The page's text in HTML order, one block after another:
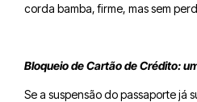
corda bamba, firme, mas sem
Bloqueio de Cartão de Crédito:
Se a suspensão do passaporte já